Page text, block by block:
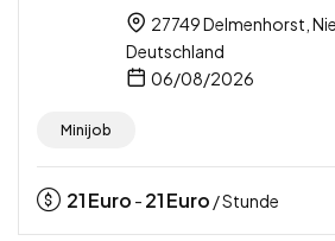
27749 Delmenhorst,
Deutschland
06/08/2026
Minijob
21Euro - 21Euro / Stunde